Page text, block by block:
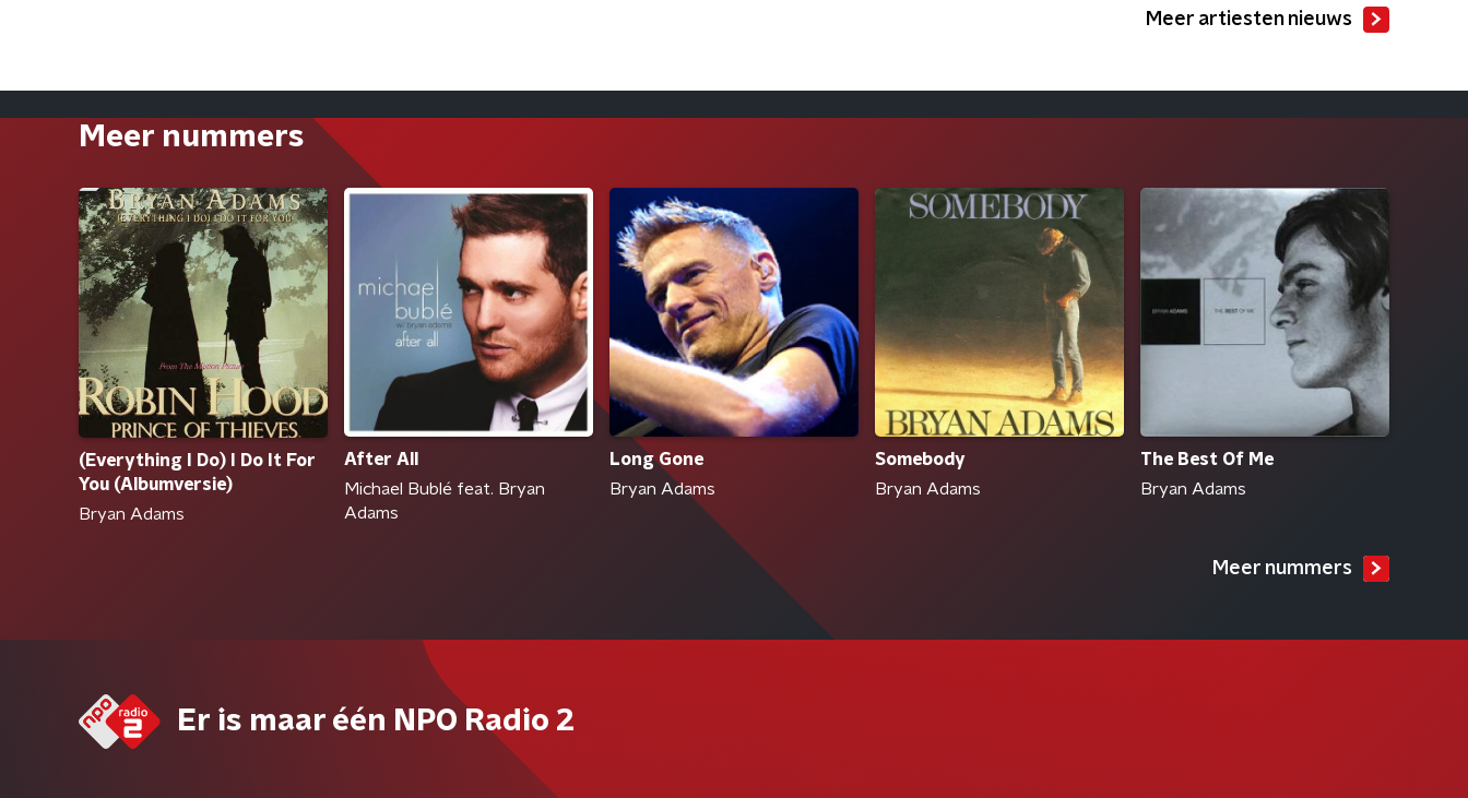
Meer artiesten nieuws
Meer nummers
(Everything I Do) I Do It For
You (Albumversie)
Bryan Adams
After All
Michael Bublé feat. Bryan
Adams
Long Gone
Bryan Adams
Somebody
Bryan Adams
The Best Of Me
Bryan Adams
Meer nummers
Er is maar één NPO Radio 2